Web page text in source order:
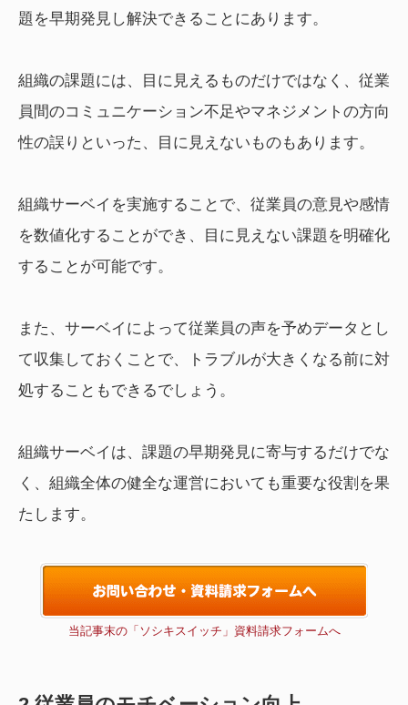
題を早期発見し解決できることにあります。
組織の課題には、目に見えるものだけではなく、従業
員間のコミュニケーション不足やマネジメントの方向
性の誤りといった、目に見えないものもあります。
組織サーベイを実施することで、従業員の意見や感情
を数値化することができ、目に見えない課題を明確化
することが可能です。
また、サーベイによって従業員の声を予めデータとし
て収集しておくことで、トラブルが大きくなる前に対
処することもできるでしょう。
組織サーベイは、課題の早期発見に寄与するだけでな
く、組織全体の健全な運営においても重要な役割を果
たします。
当記事末の「ソシキスイッチ」資料請求フォームへ